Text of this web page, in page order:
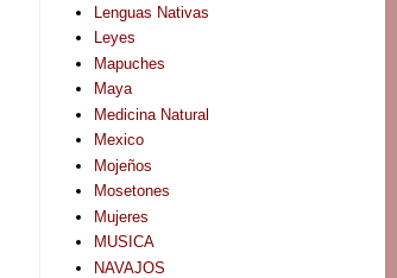
Lenguas Nativas
Leyes
Mapuches
Maya
Medicina Natural
Mexico
Mojeños
Mosetones
Mujeres
MUSICA
NAVAJOS